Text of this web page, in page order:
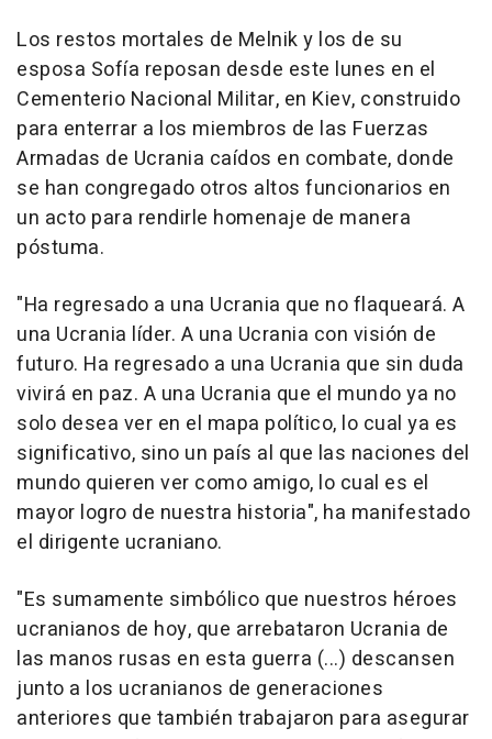
Los restos mortales de Melnik y los de su
esposa Sofía reposan desde este lunes en el
Cementerio Nacional Militar, en Kiev, construido
para enterrar a los miembros de las Fuerzas
Armadas de Ucrania caídos en combate, donde
se han congregado otros altos funcionarios en
un acto para rendirle homenaje de manera
póstuma.
"Ha regresado a una Ucrania que no flaqueará. A
una Ucrania líder. A una Ucrania con visión de
futuro. Ha regresado a una Ucrania que sin duda
vivirá en paz. A una Ucrania que el mundo ya no
solo desea ver en el mapa político, lo cual ya es
significativo, sino un país al que las naciones del
mundo quieren ver como amigo, lo cual es el
mayor logro de nuestra historia", ha manifestado
el dirigente ucraniano.
"Es sumamente simbólico que nuestros héroes
ucranianos de hoy, que arrebataron Ucrania de
las manos rusas en esta guerra (...) descansen
junto a los ucranianos de generaciones
anteriores que también trabajaron para asegurar